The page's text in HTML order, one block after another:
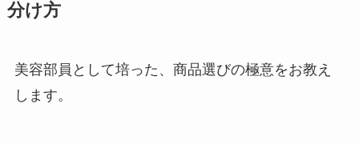
分け方
美容部員として培った、商品選びの極意をお教え
します。